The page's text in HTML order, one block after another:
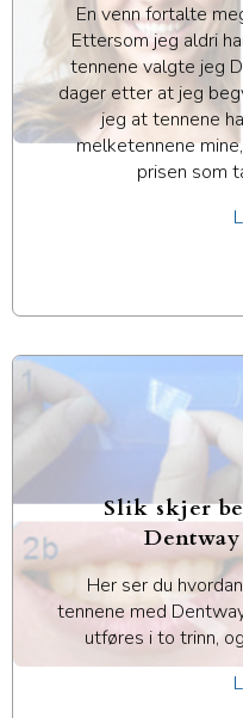
En venn fortalte
Ettersom jeg aldri
tennene valgte jeg
dager etter at jeg
jeg at tennene
melketennene
prisen som
Slik skjer
Her ser du
tennene med
utføres i to trinn,